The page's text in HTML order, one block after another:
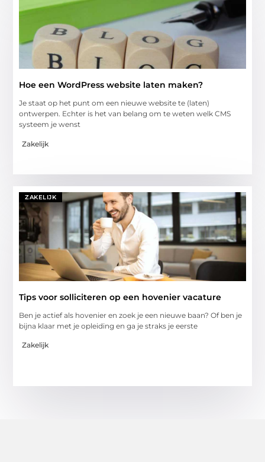
Hoe een WordPress website laten maken?
Je staat op het punt om een nieuwe website te (laten)
ontwerpen. Echter is het van belang om te weten welk CMS
systeem je wenst
Zakelijk
ZAKELIJK
Tips voor solliciteren op een hovenier vacature
Ben je actief als hovenier en zoek je een nieuwe baan? Of ben je
bijna klaar met je opleiding en ga je straks je eerste
Zakelijk